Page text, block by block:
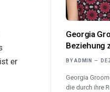
er
Georgia
Beziehung
BY ADMIN
Georgia
die durch ihre